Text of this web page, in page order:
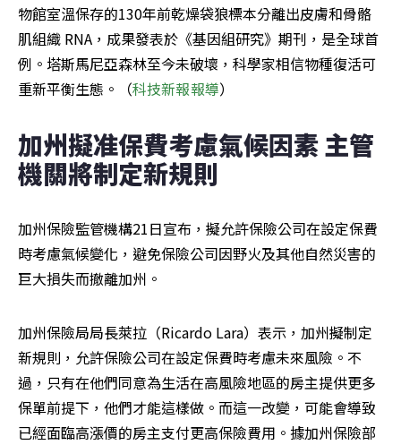
物館室溫保存的130年前乾燥袋狼標本分離出皮膚和骨骼
肌組織 RNA，成果發表於《基因組研究》期刊，是全球首
例。塔斯馬尼亞森林至今未破壞，科學家相信物種復活可
重新平衡生態。（科技新報報導）
加州擬准保費考慮氣候因素 主管
機關將制定新規則
加州保險監管機構21日宣布，擬允許保險公司在設定保費
時考慮氣候變化，避免保險公司因野火及其他自然災害的
巨大損失而撤離加州。
加州保險局局長萊拉（Ricardo Lara）表示，加州擬制定
新規則，允許保險公司在設定保費時考慮未來風險。不
過，只有在他們同意為生活在高風險地區的房主提供更多
保單前提下，他們才能這樣做。而這一改變，可能會導致
已經面臨高漲價的房主支付更高保險費用。據加州保險部